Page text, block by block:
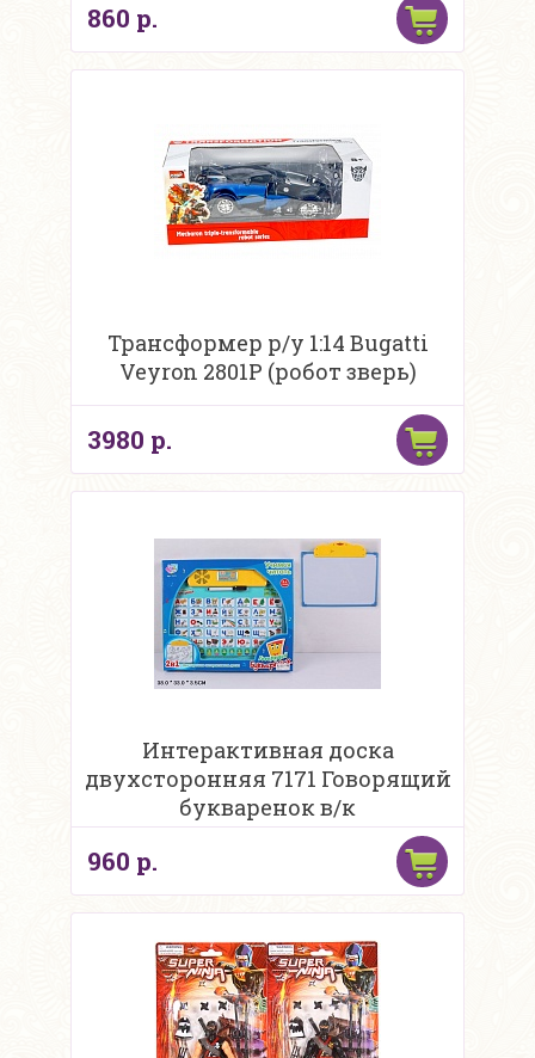
860 р.
Трансформер р/у 1:14 Bugatti
Veyron 2801P (робот зверь)
3980 р.
Интерактивная доска
двухсторонняя 7171 Говорящий
букваренок в/к
960 р.